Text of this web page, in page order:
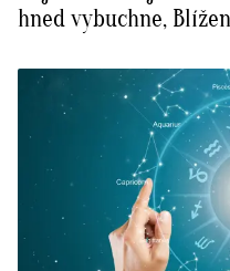
hned vybuchne,